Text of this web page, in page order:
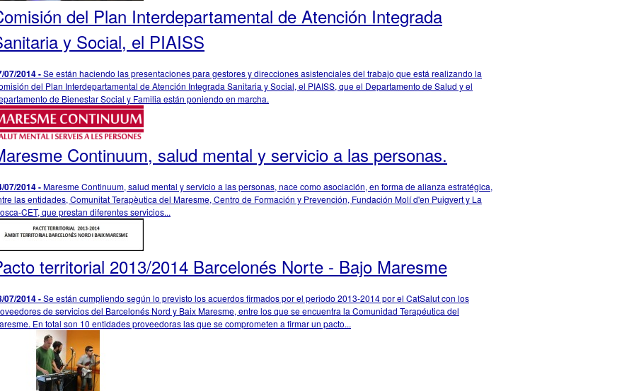
del Plan Interdepartamental de Atención Integrada
y Social, el PIAISS
07/2014 -Se están haciendo las presentaciones para gestores y direcciones asistenciales del trabajo que está realizando la
del Plan Interdepartamental de Atención Integrada Sanitaria y Social, el PIAISS, que el Departamento de Salud y el
de Bienestar Social y Familia están poniendo en marcha.
Continuum, salud mental y servicio a las personas.
07/2014 -Maresme Continuum, salud mental y servicio a las personas, nace como asociación, en forma de alianza estratégica,
las entidades, Comunitat Terapèutica del Maresme, Centro de Formación y Prevención, Fundación Molí d'en Puigvert y La
CET, que prestan diferentes servicios...
territorial 2013/2014 Barcelonés Norte - Bajo Maresme
07/2014 -Se están cumpliendo según lo previsto los acuerdos firmados por el periodo 2013-2014 por el CatSalut con los
de servicios del Barcelonés Nord y Baix Maresme, entre los que se encuentra la Comunidad Terapéutica del
En total son 10 entidades proveedoras las que se comprometen a firmar un pacto...